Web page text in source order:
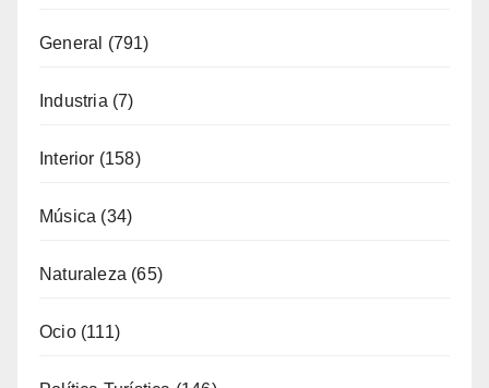
Música(34)
Naturaleza(65)
Ocio(111)
Política Turística
Viajes(80)
¿Qué se come aquí?